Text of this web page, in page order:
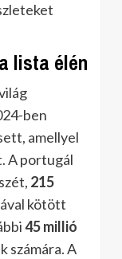
lista élén
ben
amellyel
A portugál
215
kötött
45 millió
számára. A